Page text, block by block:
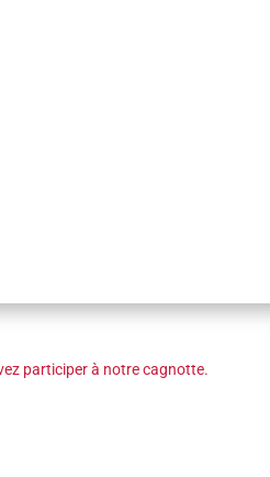
participer à notre cagnotte.